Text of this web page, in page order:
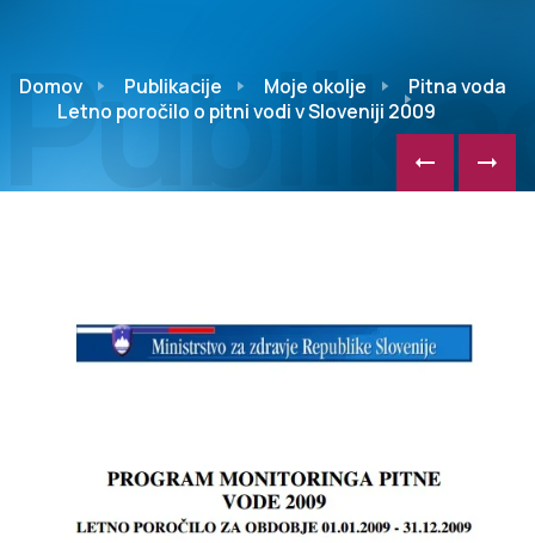
Domov Publikacije Moje okolje
Pitna voda
Letno poročilo o pitni vodi v Sloveniji 2009